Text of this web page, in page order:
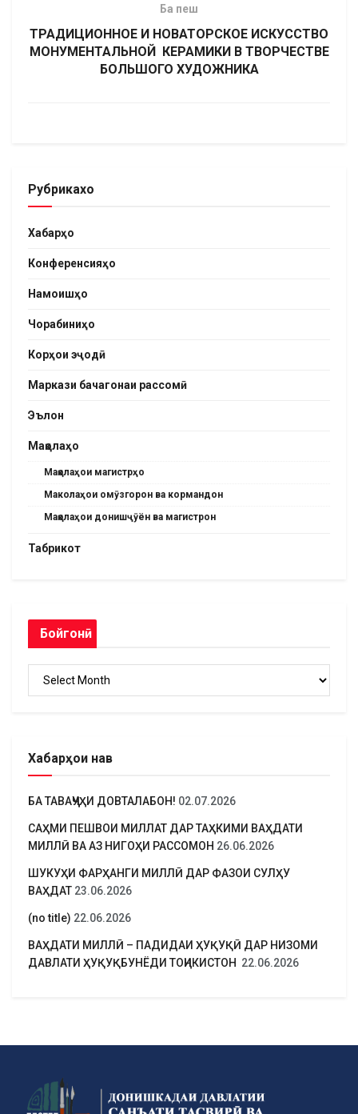
Ба пеш
ТРАДИЦИОННОЕ И НОВАТОРСКОЕ ИСКУССТВО
МОНУМЕНТАЛЬНОЙ КЕРАМИКИ В ТВОРЧЕСТВЕ
БОЛЬШОГО ХУДОЖНИКА
Рубрикахо
Хабарҳо
Конференсияҳо
Намоишҳо
Чорабиниҳо
Корҳои эҷодӣ
Маркази бачагонаи рассомӣ
Эълон
Мақолаҳо
Мақолаҳои магистрҳо
Маколаҳои омӯзгорон ва кормандон
Мақолаҳои донишҷӯён ва магистрон
Табрикот
Бойгонӣ
Бойгонӣ
Хабарҳои нав
БА ТАВАҶҶУҲИ ДОВТАЛАБОН! 02.07.2026
САҲМИ ПЕШВОИ МИЛЛАТ ДАР ТАҲКИМИ ВАҲДАТИ
МИЛЛӢ ВА АЗ НИГОҲИ РАССОМОН 26.06.2026
ШУКУҲИ ФАРҲАНГИ МИЛЛӢ ДАР ФАЗОИ СУЛҲУ
ВАҲДАТ 23.06.2026
(no title) 22.06.2026
ВАҲДАТИ МИЛЛӢ – ПАДИДАИ ҲУҚУҚӢ ДАР НИЗОМИ
ДАВЛАТИ ҲУҚУҚБУНЁДИ ТОҶИКИСТОН 22.06.2026